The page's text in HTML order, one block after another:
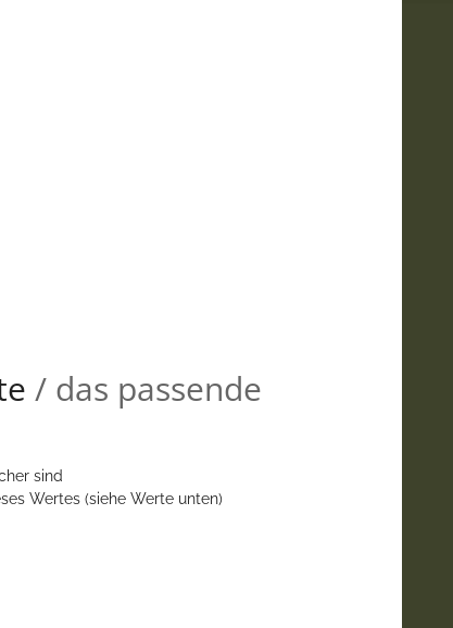
/ das passende
sind
Wertes (siehe Werte unten)